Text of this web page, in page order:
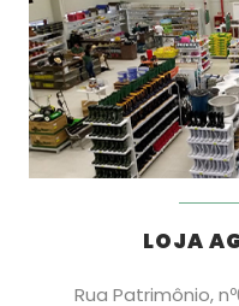
LOJA
Rua Patrimônio,